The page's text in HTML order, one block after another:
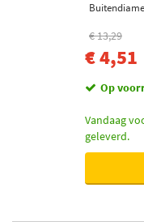
Schokdemper
Pen bovenaan (303)
Oog onderaan (167)
Oog bovenaan (15)
Onder plaat (7)
€ 13,29
€ 4,51
Op
Vandaag
geleverd.